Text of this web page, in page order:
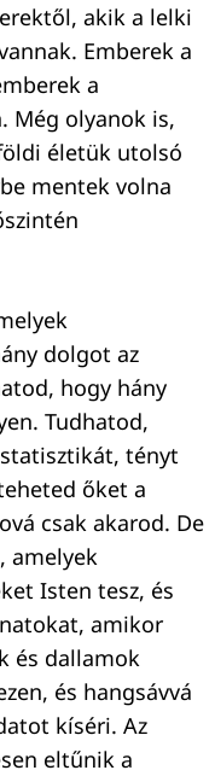
akik a lelki
Emberek a
a
Még olyanok is,
életük utolsó
mentek volna
dolgot az
hogy hány
Tudhatod,
tényt
őket a
csak akarod. De
amelyek
Isten tesz, és
amikor
és dallamok
és hangsávvá
kíséri. Az
eltűnik a